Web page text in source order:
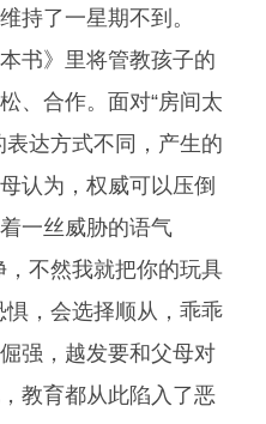
持了一星期不到。
书》里将管教孩子的
、合作。面对“房间太
达方式不同，产生的
认为，权威可以压倒
一丝威胁的语气
，不然我就把你的玩具
惧，会选择顺从，乖乖
强，越发要和父母对
教育都从此陷入了恶